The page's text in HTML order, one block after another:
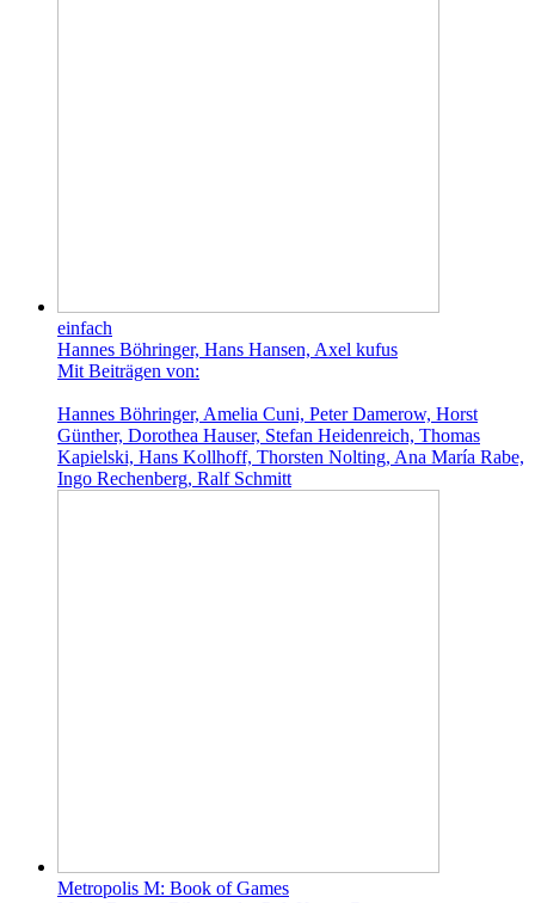
einfach
Hannes Böhringer, Hans Hansen, Axel kufus
Mit Beiträgen von:
Hannes Böhringer, Amelia Cuni, Peter Damerow, Horst
Günther, Dorothea Hauser, Stefan Heidenreich, Thomas
Kapielski, Hans Kollhoff, Thorsten Nolting, Ana María Rabe,
Ingo Rechenberg, Ralf Schmitt
Metropolis M: Book of Games